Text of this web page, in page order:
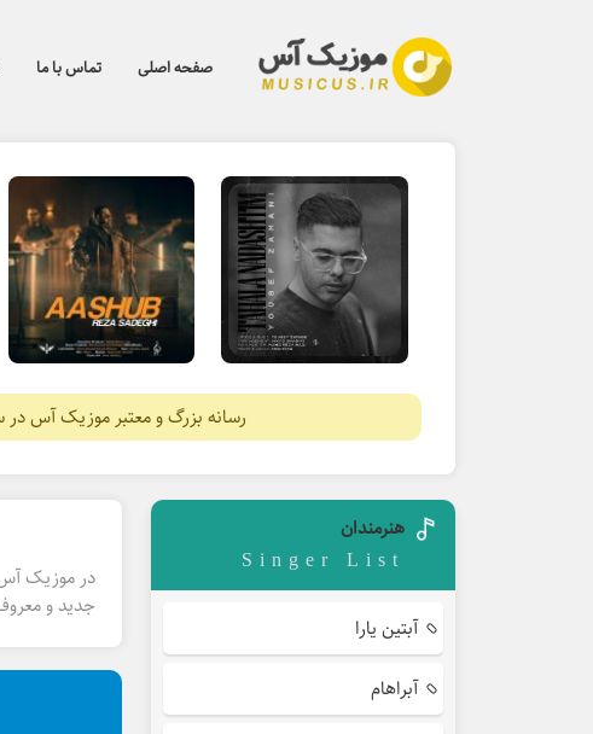
صفحه اصلی تماس با ما
رسانه بزرگ و معتبر موزیک آس
در موزیک
جدید و
هنرمندان
Singer List
آبتین یارا
آبراهام